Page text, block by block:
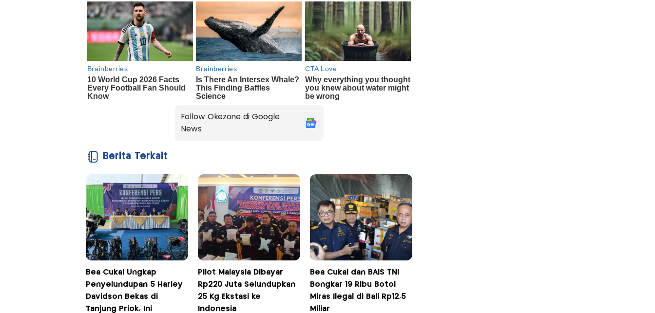
Follow Okezone di Google
News
Berita Terkait
Bea Cukai Ungkap
Penyelundupan 5 Harley
Davidson Bekas di
Tanjung Priok, Ini
Pilot Malaysia Dibayar
Rp220 Juta Selundupkan
25 Kg Ekstasi ke
Indonesia
Bea Cukai dan BAIS TNI
Bongkar 19 Ribu Botol
Miras Ilegal di Bali Rp12,5
Miliar